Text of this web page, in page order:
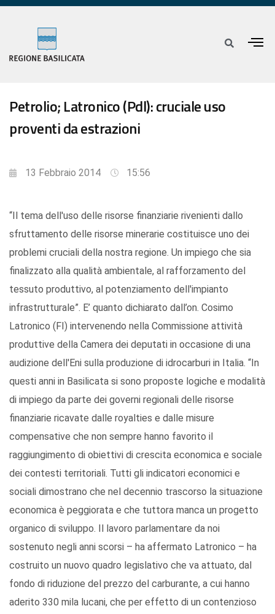
Petrolio; Latronico (Pdl): cruciale uso
proventi da estrazioni
13 Febbraio 2014 15:56
“Il tema dell'uso delle risorse finanziarie rivenienti dallo
sfruttamento delle risorse minerarie costituisce uno dei
problemi cruciali della nostra regione. Un impiego che sia
finalizzato alla qualità ambientale, al rafforzamento del
tessuto produttivo, al potenziamento dell'impianto
infrastrutturale”. E’ quanto dichiarato dall’on. Cosimo
Latronico (FI) intervenendo nella Commissione attività
produttive della Camera dei deputati in occasione di una
audizione dell'Eni sulla produzione di idrocarburi in Italia. “In
questi anni in Basilicata si sono proposte logiche e modalità
di impiego da parte dei governi regionali delle risorse
finanziarie ricavate dalle royalties e dalle misure
compensative che non sempre hanno favorito il
raggiungimento di obiettivi di crescita economica e sociale
dei contesti territoriali. Tutti gli indicatori economici e
sociali dimostrano che nel decennio trascorso la situazione
economica è peggiorata e che tuttora manca un progetto
organico di sviluppo. Il lavoro parlamentare da noi
sostenuto negli anni scorsi – ha affermato Latronico – ha
costruito un nuovo quadro legislativo che va attuato, dal
fondo di riduzione del prezzo del carburante, a cui hanno
aderito 330 mila lucani, che per effetto di un contenzioso